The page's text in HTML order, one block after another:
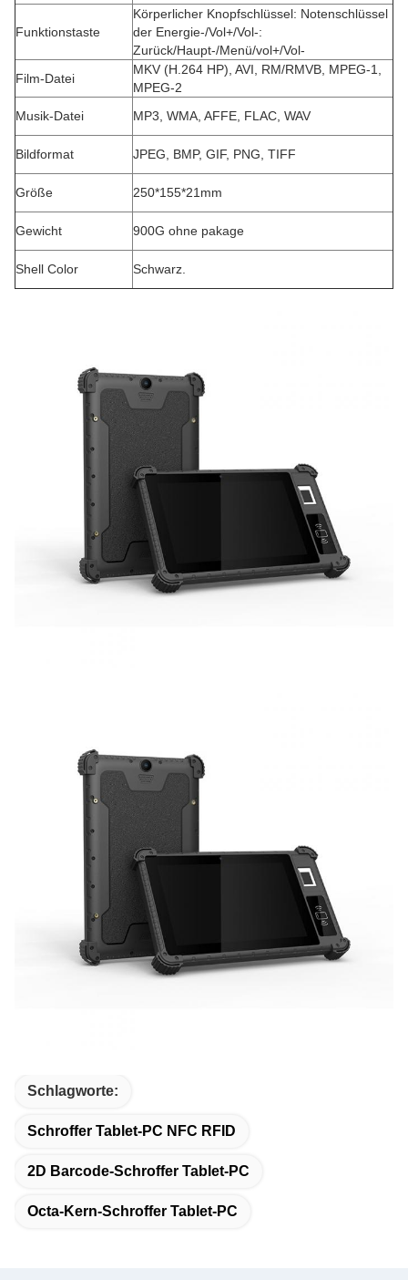
Funktionstaste
Körperlicher Knopfschlüssel: Notenschlüssel
der Energie-/Vol+/Vol-:
Zurück/Haupt-/Menü/vol+/Vol-
Film-Datei
MKV (H.264 HP), AVI, RM/RMVB, MPEG-1,
MPEG-2
Musik-Datei
MP3, WMA, AFFE, FLAC, WAV
Bildformat JPEG, BMP, GIF, PNG, TIFF
Größe 250*155*21mm
Gewicht 900G ohne pakage
Shell Color Schwarz.
Schlagworte:
Schroffer Tablet-PC NFC RFID
2D Barcode-Schroffer Tablet-PC
Octa-Kern-Schroffer Tablet-PC